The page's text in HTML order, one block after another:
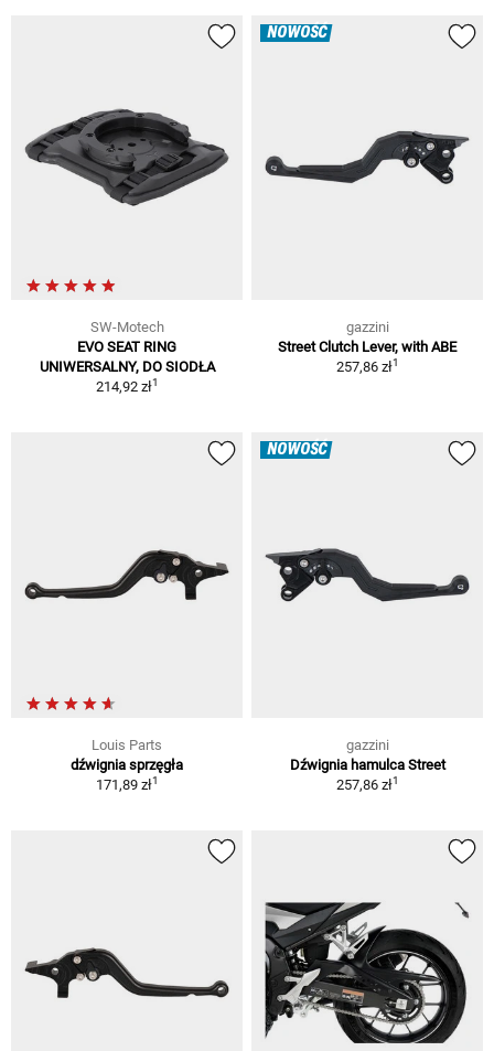
SW-Motech
EVO SEAT RING
UNIWERSALNY, DO SIODŁA
214,92 zł1
NOWOŚĆ
gazzini
Street Clutch Lever, with ABE
257,86 zł1
Louis Parts
dźwignia sprzęgła
171,89 zł1
NOWOŚĆ
gazzini
Dźwignia hamulca Street
257,86 zł1